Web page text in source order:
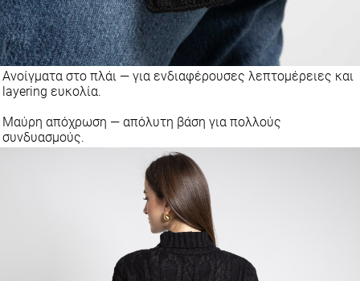
Ανοίγματα στο πλάι — για ενδιαφέρουσες λεπτομέρειες και
layering ευκολία.
Μαύρη απόχρωση — απόλυτη βάση για πολλούς
συνδυασμούς.